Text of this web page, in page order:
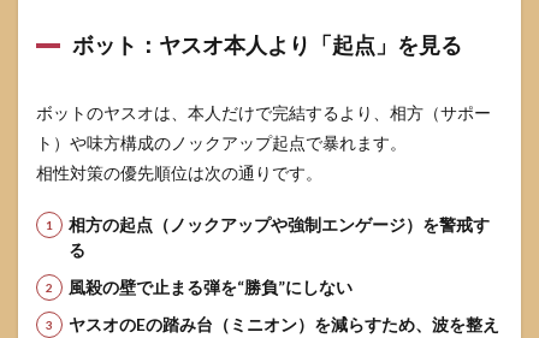
せん
が良
いと
れる
ンピ
オン
負け
ボット：ヤスオ本人より「起点」を見る
ボットのヤスオは、本人だけで完結するより、相方（サポー
ト）や味方構成のノックアップ起点で暴れます。
相性対策の優先順位は次の通りです。
相方の起点（ノックアップや強制エンゲージ）を警戒す
る
風殺の壁で止まる弾を“勝負”にしない
ヤスオのEの踏み台（ミニオン）を減らすため、波を整え